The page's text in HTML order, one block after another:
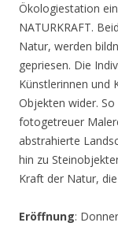
Ökologiestation
NATURKRAFT.
Natur, werden
gepriesen. Die
Künstlerinnen und
Objekten wider.
fotogetreuer
abstrahierte
hin zu
Kraft der Natur,
Eröffnung: